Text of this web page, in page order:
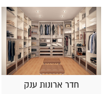
חדר ארונות ענק